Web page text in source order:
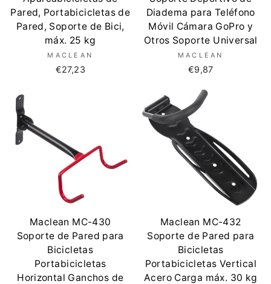
Pared, Portabicicletas de
Pared, Soporte de Bici,
máx. 25 kg
MACLEAN
€27,23
Diadema para Teléfono
Móvil Cámara GoPro y
Otros Soporte Universal
MACLEAN
€9,87
Maclean MC-430
Soporte de Pared para
Bicicletas
Portabicicletas
Horizontal Ganchos de
Maclean MC-432
Soporte de Pared para
Bicicletas
Portabicicletas Vertical
Acero Carga máx. 30 kg